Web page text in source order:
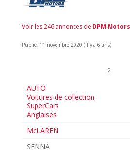
Voir les 246 annonces de DPM Motors
Publié: 11 novembre 2020 (il y a 6 ans)
2
AUTO
Voitures de collection
SuperCars
Anglaises
McLAREN
SENNA